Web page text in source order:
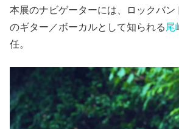
本展のナビゲーターには、ロックバン
のギター／ボーカルとして知られる 尾
任。